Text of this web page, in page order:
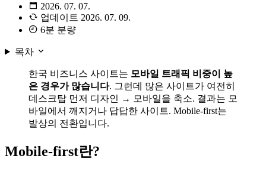
2026. 07. 07.
업데이트 2026. 07. 09.
6분 분량
목차
한국 비즈니스 사이트는 모바일 트래픽 비중이 높
은 경우가 많습니다. 그런데 많은 사이트가 여전히
데스크탑 먼저 디자인 → 모바일을 축소. 결과는 모
바일에서 깨지거나 답답한 사이트. Mobile-first는
발상의 전환입니다.
Mobile-first란?